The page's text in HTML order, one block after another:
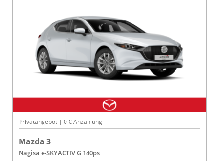
Privatangebot | 0 € Anzahlung
Mazda 3
Nagisa e-SKYACTIV G 140ps